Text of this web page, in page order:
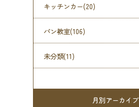
キッチンカー(20)
パン教室(106)
未分類(11)
月別アーカイブ